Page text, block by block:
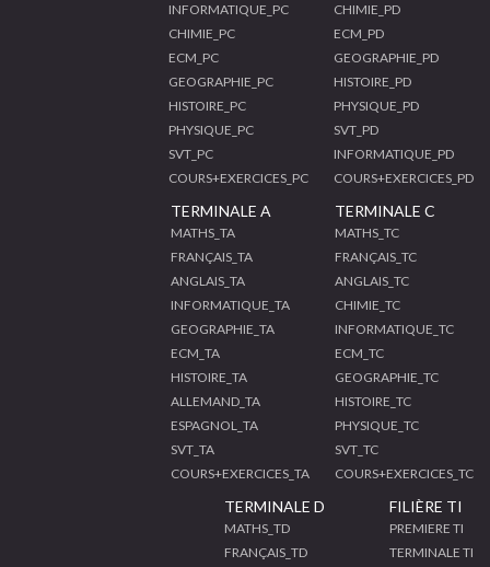
INFORMATIQUE_PC
CHIMIE_PC
ECM_PC
GEOGRAPHIE_PC
HISTOIRE_PC
PHYSIQUE_PC
SVT_PC
COURS+EXERCICES_PC
CHIMIE_PD
ECM_PD
GEOGRAPHIE_PD
HISTOIRE_PD
PHYSIQUE_PD
SVT_PD
INFORMATIQUE_PD
COURS+EXERCICES_PD
TERMINALE A
MATHS_TA
FRANÇAIS_TA
ANGLAIS_TA
INFORMATIQUE_TA
GEOGRAPHIE_TA
ECM_TA
HISTOIRE_TA
ALLEMAND_TA
ESPAGNOL_TA
SVT_TA
COURS+EXERCICES_TA
TERMINALE C
MATHS_TC
FRANÇAIS_TC
ANGLAIS_TC
CHIMIE_TC
INFORMATIQUE_TC
ECM_TC
GEOGRAPHIE_TC
HISTOIRE_TC
PHYSIQUE_TC
SVT_TC
COURS+EXERCICES_TC
TERMINALE D
MATHS_TD
FRANÇAIS_TD
FILIÈRE TI
PREMIERE TI
TERMINALE TI